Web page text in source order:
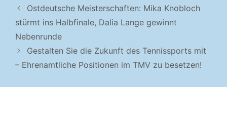
Ostdeutsche Meisterschaften: Mika Knobloch
stürmt ins Halbfinale, Dalia Lange gewinnt
Nebenrunde
Gestalten Sie die Zukunft des Tennissports mit
– Ehrenamtliche Positionen im TMV zu besetzen!